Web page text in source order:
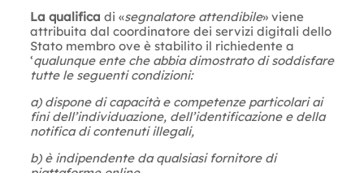
La qualifica di «segnalatore attendibile» viene
attribuita dal coordinatore dei servizi digitali dello
Stato membro ove è stabilito il richiedente a
‘qualunque ente che abbia dimostrato di soddisfare
tutte le seguenti condizioni:
a) dispone di capacità e competenze particolari ai
fini dell’individuazione, dell’identificazione e della
notifica di contenuti illegali,
b) è indipendente da qualsiasi fornitore di